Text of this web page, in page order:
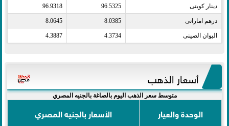
دينار كويتى​ 96.5325
96.9318
درهم اماراتى​ 8.0385
8.0645
اليوان الصينى​ 4.3734
4.3887
أسعار الذهب
متوسط سعر الذهب اليوم بالصاغة بالجنيه المصري
الوحدة والعيار
الأسعار بالجنيه المصري